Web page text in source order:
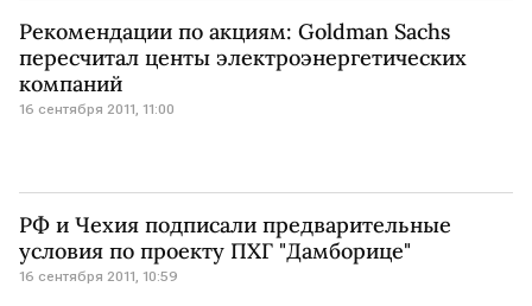
Рекомендации по акциям: Goldman Sachs
пересчитал центы электроэнергетических
компаний
16 сентября 2011, 11:00
РФ и Чехия подписали предварительные
условия по проекту ПХГ "Дамборице"
16 сентября 2011, 10:59